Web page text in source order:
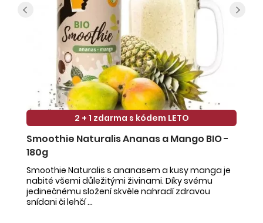
2 + 1 zdarma s kódem LETO
Smoothie Naturalis Ananas a Mango BIO -
180g
Smoothie Naturalis s ananasem a kusy manga je
nabité všemi důležitými živinami. Díky svému
jedinečnému složení skvěle nahradí zdravou
snídani či lehčí ...